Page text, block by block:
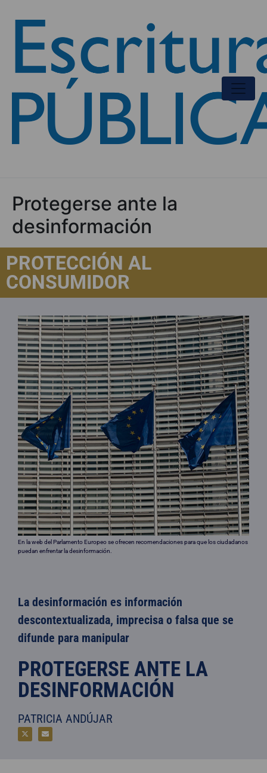
Protegerse ante la
desinformación
PROTECCIÓN AL
CONSUMIDOR
En la web del Parlamento Europeo se ofrecen recomendaciones para que los ciudadanos
puedan enfrentar la desinformación.
La desinformación es información
descontextualizada, imprecisa o falsa que se
difunde para manipular
PROTEGERSE ANTE LA
DESINFORMACIÓN
PATRICIA ANDÚJAR